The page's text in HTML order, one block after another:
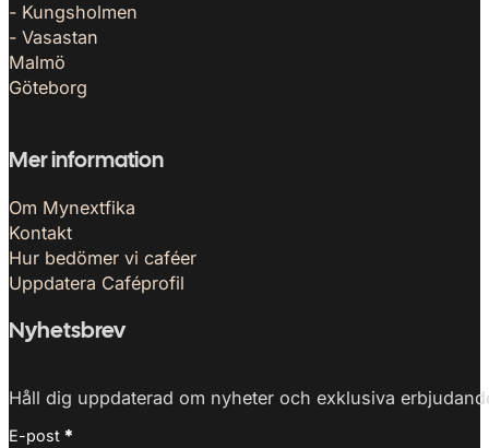
- Kungsholmen
- Vasastan
Malmö
Göteborg
Mer information
Om Mynextfika
Kontakt
Hur bedömer vi caféer
Uppdatera Caféprofil
Nyhetsbrev
Håll dig uppdaterad om nyheter och exklusiva
E-post *